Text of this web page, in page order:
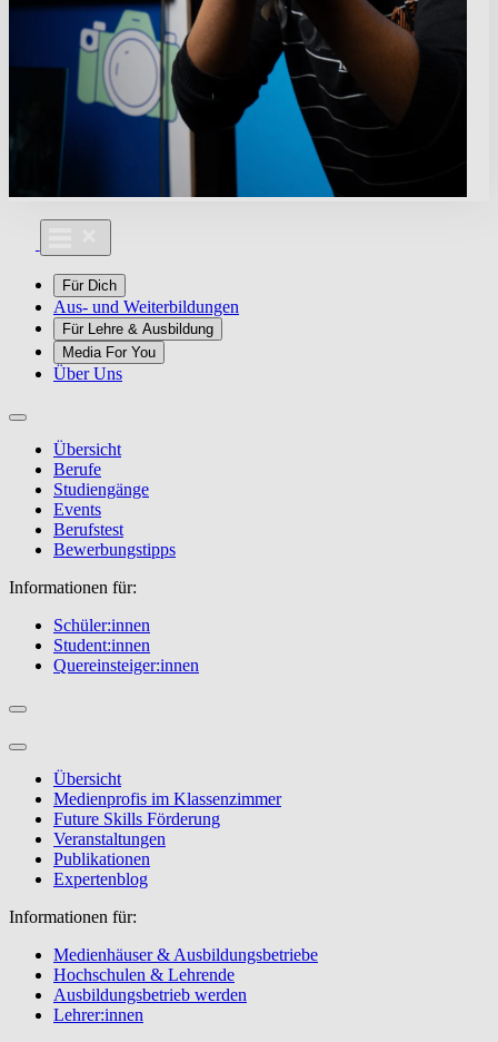
Für Dich
Aus- und Weiterbildungen
Für Lehre & Ausbildung
Media For You
Über Uns
Übersicht
Berufe
Studiengänge
Events
Berufstest
Bewerbungstipps
Informationen für:
Schüler:innen
Student:innen
Quereinsteiger:innen
Übersicht
Medienprofis im Klassenzimmer
Future Skills Förderung
Veranstaltungen
Publikationen
Expertenblog
Informationen für:
Medienhäuser & Ausbildungsbetriebe
Hochschulen & Lehrende
Ausbildungsbetrieb werden
Lehrer:innen